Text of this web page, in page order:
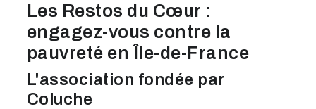
Les Restos du Cœur :
engagez-vous contre la
pauvreté en Île-de-France
L'association fondée par
Coluche